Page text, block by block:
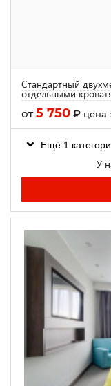
Стандартный
отдельными
от5 750 ₽ цена
Ещё 1
У